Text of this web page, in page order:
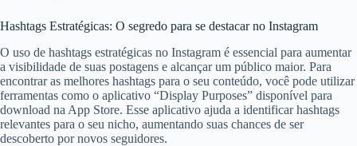
Hashtags Estratégicas: O segredo para se destacar no Instagram
O uso de hashtags estratégicas no Instagram é essencial para aumentar
a visibilidade de suas postagens e alcançar um público maior. Para
encontrar as melhores hashtags para o seu conteúdo, você pode utilizar
ferramentas como o aplicativo “Display Purposes” disponível para
download na App Store. Esse aplicativo ajuda a identificar hashtags
relevantes para o seu nicho, aumentando suas chances de ser
descoberto por novos seguidores.